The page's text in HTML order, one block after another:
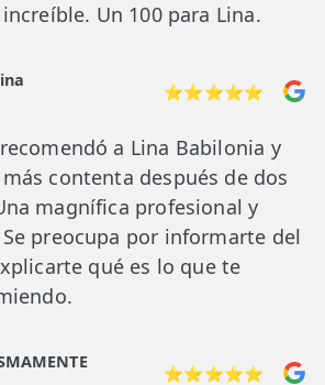
Un 100 para Lina.
⭐⭐⭐⭐⭐
a Lina Babilonia y
contenta después de dos
magnífica profesional y
preocupa por informarte del
qué es lo que te
⭐⭐⭐⭐⭐